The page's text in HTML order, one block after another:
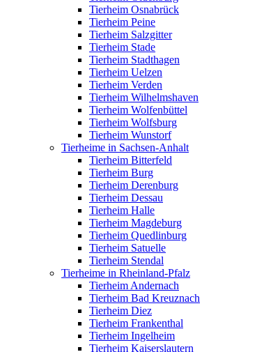
Tierheim Osnabrück
Tierheim Peine
Tierheim Salzgitter
Tierheim Stade
Tierheim Stadthagen
Tierheim Uelzen
Tierheim Verden
Tierheim Wilhelmshaven
Tierheim Wolfenbüttel
Tierheim Wolfsburg
Tierheim Wunstorf
Tierheime in Sachsen-Anhalt
Tierheim Bitterfeld
Tierheim Burg
Tierheim Derenburg
Tierheim Dessau
Tierheim Halle
Tierheim Magdeburg
Tierheim Quedlinburg
Tierheim Satuelle
Tierheim Stendal
Tierheime in Rheinland-Pfalz
Tierheim Andernach
Tierheim Bad Kreuznach
Tierheim Diez
Tierheim Frankenthal
Tierheim Ingelheim
Tierheim Kaiserslautern